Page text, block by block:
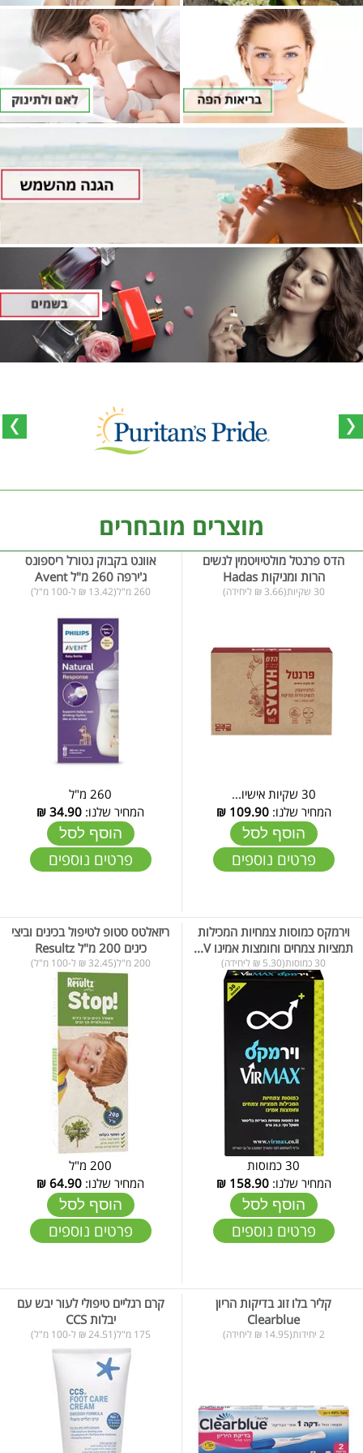
מוצרים מובחרים
הדס פרנטל מולטיויטמין לנשים
הרות ומניקות Hadas
30 שקיות(3.66 ₪ ליחידה)
30 שקיות אישיו...
המחיר שלנו:109.90
₪
הוסף לסל
פרטים נוספים
אוונט בקבוק נטורל ריספונס
ג'ירפה 260 מ"ל Avent
260 מ"ל(13.42 ₪ ל-100 מ"ל)
260 מ"ל
המחיר שלנו: 34.90
₪
הוסף לסל
פרטים נוספים
וירמקס כמוסות צמחיות המכילות
תמציות צמחים וחומצות אמינו V...
30 כמוסות(5.30 ₪ ליחידה)
30 כמוסות
המחיר שלנו:158.90
₪
הוסף לסל
פרטים נוספים
ריזאלטס סטופ לטיפול בכינים וביצי
כינים 200 מ"ל Resultz
200 מ"ל(32.45 ₪ ל-100 מ"ל)
200 מ"ל
המחיר שלנו: 64.90
₪
הוסף לסל
פרטים נוספים
קליר בלו זוג בדיקות הריון
Clearblue
2 יחידות(14.95 ₪ ליחידה)
קרם רגליים טיפולי לעור יבש עם
יבלות CCS
175 מ"ל(24.51 ₪ ל-100 מ"ל)